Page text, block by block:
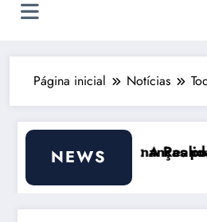
Página inicial Notícias
NEWS
ajudar
do Atendimento
Apostila de Haia